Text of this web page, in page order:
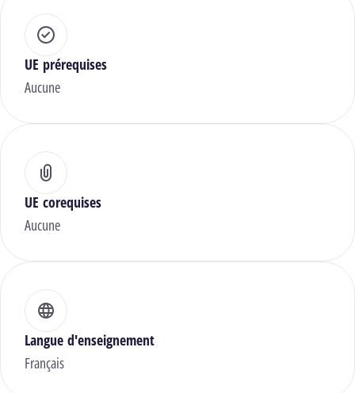
UE prérequises
Aucune
UE corequises
Aucune
Langue d'enseignement
Français